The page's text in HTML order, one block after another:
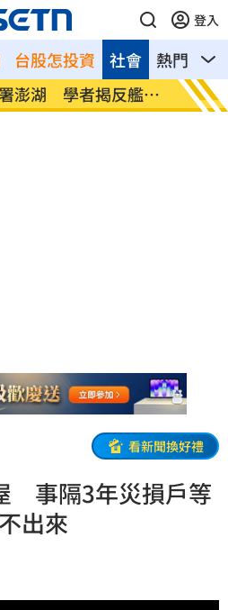
登入
台股怎投資 熱門 影
社會
韓國人食用量卻大
拿坡
手
看新聞換好禮
事隔3年災損戶等
出來